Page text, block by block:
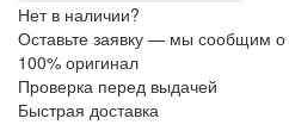
Нет в наличии?
Оставьте заявку — мы сообщим о
100% оригинал
Проверка перед выдачей
Быстрая доставка